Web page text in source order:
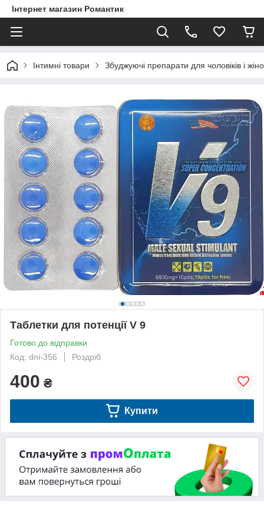
Інтернет магазин Романтик
Інтимні товари Збуджуючі препарати для чоловіків і
Таблетки для потенції V 9
Готово до відправки
Код: dni-356
Роздріб
400 ₴
Купити